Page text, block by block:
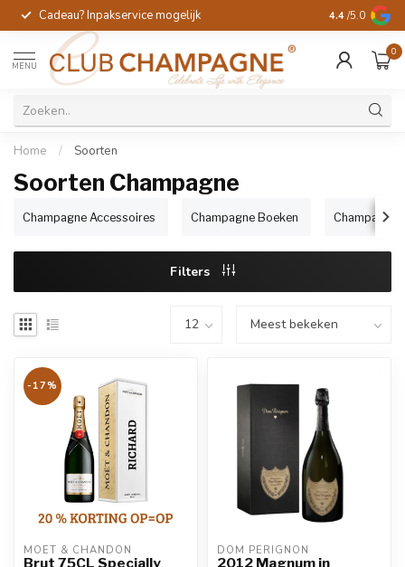
Cadeau? Inpakservice mogelijk Gratis
4.4 /5.0
MENU
0
Home / Soorten
Soorten Champagne
Champagne Accessoires Champagne Boeken Champagne
Filters
-17%
MOËT & CHANDON
Brut 75CL Specially
DOM PÉRIGNON
2012 Magnum in